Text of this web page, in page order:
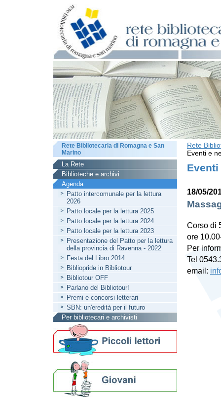
Rete
Eventi e
Eventi
18/05/
Corso di
ore
Per
Tel
email:
Rete Bibliotecaria di Romagna e San
Marino
La Rete
Biblioteche e archivi
Agenda
Patto intercomunale per la lettura
2026
Patto locale per la lettura 2025
Patto locale per la lettura 2024
Patto locale per la lettura 2023
Presentazione del Patto per la lettura
della provincia di Ravenna - 2022
Festa del Libro 2014
Bibliopride in Bibliotour
Bibliotour OFF
Parlano del Bibliotour!
Premi e concorsi letterari
SBN: un'eredità per il futuro
Per bibliotecari e archivisti